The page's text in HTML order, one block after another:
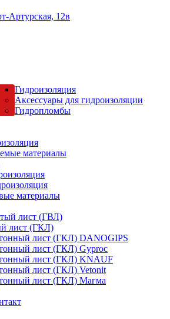
Артурская, 12в
Гидроизоляция
Аксессуары для гидроизоляции
Гидропломбы
материалы
материалы
лист (ГВЛ)
лист (ГКЛ)
лист (ГКЛ) DANOGIPS
лист (ГКЛ) Gyproc
лист (ГКЛ) KNAUF
лист (ГКЛ) Vetonit
лист (ГКЛ) Магма